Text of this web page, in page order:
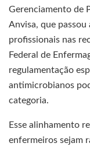
Gerenciamento de
Anvisa, que passou
profissionais nas
Federal de
regulamentação
antimicrobianos
categoria.
Esse alinhamento
enfermeiros sejam